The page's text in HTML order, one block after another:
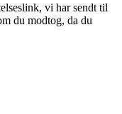
vi har sendt til
du modtog, da du